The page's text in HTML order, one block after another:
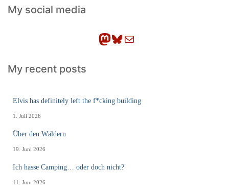
h
eMy social media
Mastodon Bluesky E-Mail
My recent posts
Elvis has definitely left the f*cking building
1. Juli 2026
Über den Wäldern
19. Juni 2026
Ich hasse Camping… oder doch nicht?
11. Juni 2026